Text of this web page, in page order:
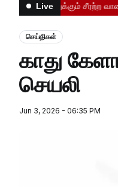
Live
நாட்டை உலுக்கும் சீரற்ற வானிலை
செய்திகள்
காது கேளாமைப் பிரச்சினையை முன்கூட்டியே கண்டறிய புதிய
செயலி
Jun 3, 2026 - 06:35 PM